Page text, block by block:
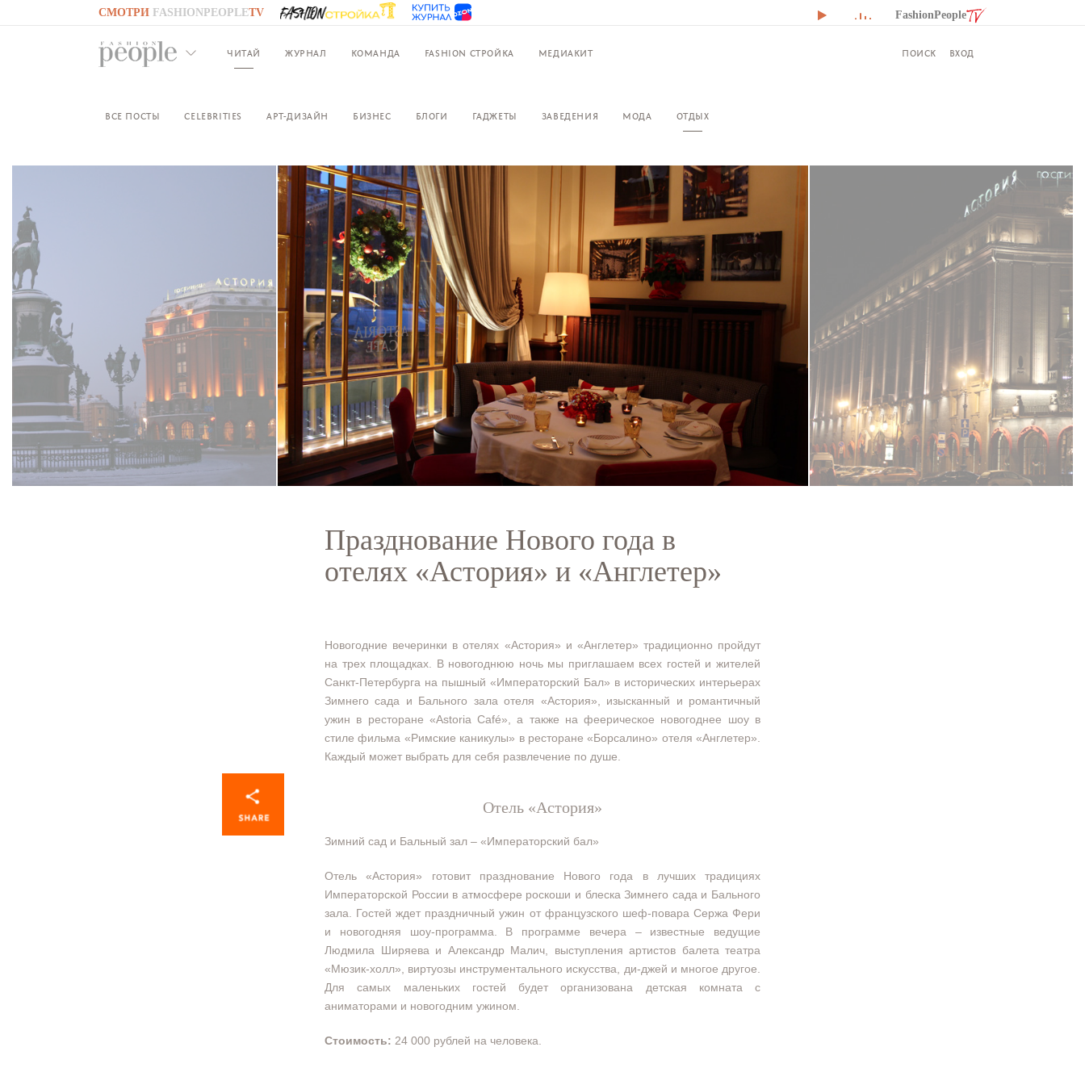
СМОТРИ FASHIONPEOPLETV
GO TO FASHIONPEOPLE
FashionPeople
ЧИТАЙ ЖУРНАЛ КОМАНДА FASHION СТРОЙКА МЕДИАКИТ ПОИСК ВХОД
ВСЕ ПОСТЫ CELEBRITIES АРТ-ДИЗАЙН БИЗНЕС БЛОГИ ГАДЖЕТЫ ЗАВЕДЕНИЯ МОДА ОТДЫХ
Празднование Нового года в
отелях «Астория» и «Англетер»
Новогодние вечеринки в отелях «Астория» и «Англетер» традиционно пройдут
на трех площадках. В новогоднюю ночь мы приглашаем всех гостей и жителей
Санкт-Петербурга на пышный «Императорский Бал» в исторических интерьерах
Зимнего сада и Бального зала отеля «Астория», изысканный и романтичный
ужин в ресторане «Astoria Café», а также на феерическое новогоднее шоу в
стиле фильма «Римские каникулы» в ресторане «Борсалино» отеля «Англетер».
Каждый может выбрать для себя развлечение по душе.
Отель «Астория»
Зимний сад и Бальный зал – «Императорский бал»
Отель «Астория» готовит празднование Нового года в лучших традициях
Императорской России в атмосфере роскоши и блеска Зимнего сада и Бального
зала. Гостей ждет праздничный ужин от французского шеф-повара Сержа Фери
и новогодняя шоу-программа. В программе вечера – известные ведущие
Людмила Ширяева и Александр Малич, выступления артистов балета театра
«Мюзик-холл», виртуозы инструментального искусства, ди-джей и многое другое.
Для самых маленьких гостей будет организована детская комната с
аниматорами и новогодним ужином.
Стоимость: 24 000 рублей на человека.